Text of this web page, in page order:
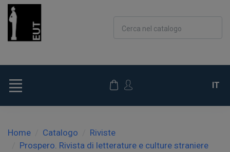
Cerca nel catalogo
IT
Home Catalogo
Riviste
Prospero. Rivista di letterature e culture straniere